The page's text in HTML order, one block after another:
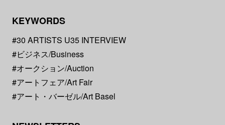
KEYWORDS
#30 ARTISTS U35 INTERVIEW
#ビジネス/Business
#オークション/Auction
#アートフェア/Art Fair
#アート・バーゼル/Art Basel